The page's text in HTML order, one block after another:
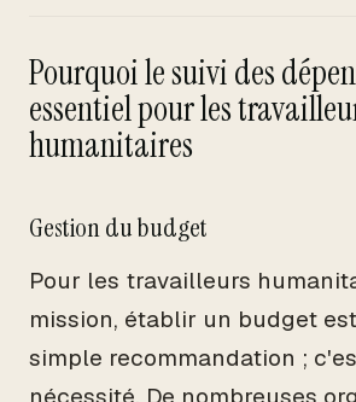
Pourquoi le suivi des
essentiel pour les
humanitaires
Gestion du budget
Pour les travailleurs
mission, établir un budget
simple recommandation ;